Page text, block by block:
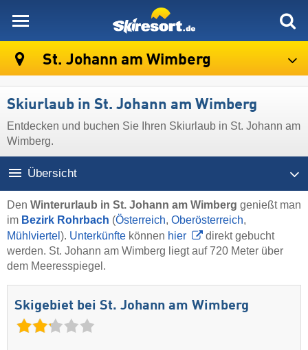
St. Johann am Wimberg
Skiurlaub in St. Johann am Wimberg
Entdecken und buchen Sie Ihren Skiurlaub in St. Johann am
Wimberg.
Übersicht
Den Winterurlaub in St. Johann am Wimberg genießt man
im Bezirk Rohrbach (Österreich, Oberösterreich,
Mühlviertel ). Unterkünfte können hier
direkt gebucht
werden. St. Johann am Wimberg liegt auf 720 Meter über
dem Meeresspiegel.
Skigebiet bei St. Johann am Wimberg